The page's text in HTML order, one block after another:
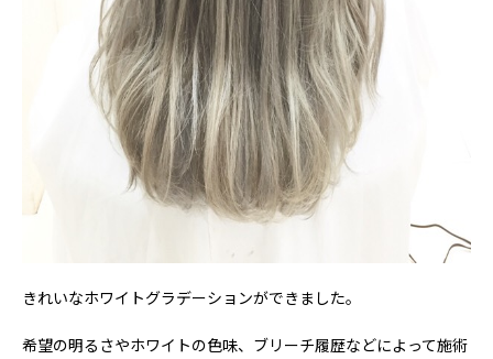
きれいなホワイトグラデーションができました。
希望の明るさやホワイトの色味、ブリーチ履歴などによって施術